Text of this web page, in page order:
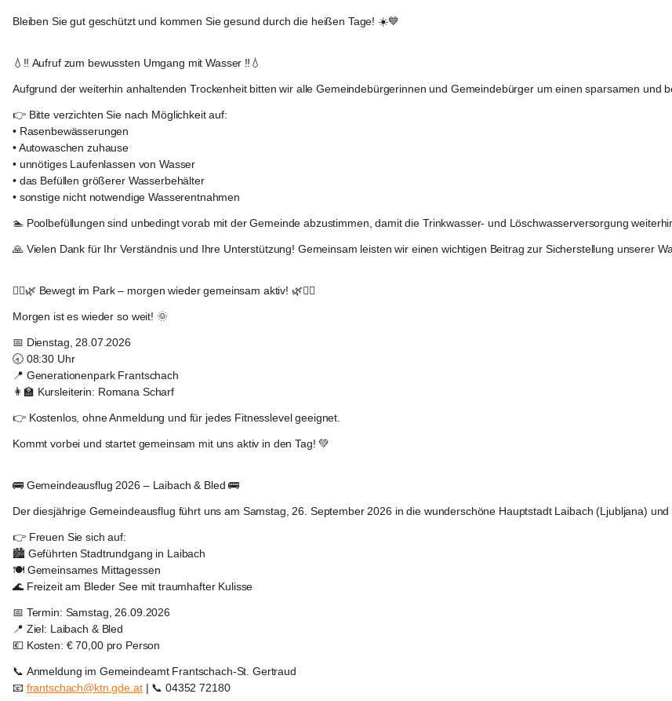
Bleiben Sie gut geschützt und kommen Sie gesund durch die heißen Tage! ☀️💙
Sankt
💧‼️ Aufruf zum bewussten Umgang mit Wasser ‼️💧
Aufgrund der weiterhin anhaltenden Trockenheit bitten wir alle Gemeindebürgerinnen und Gemeindebürger um einen sparsamen und
👉 Bitte verzichten Sie nach Möglichkeit auf:
• Rasenbewässerungen
• Autowaschen zuhause
• unnötiges Laufenlassen von Wasser
• das Befüllen größerer Wasserbehälter
• sonstige nicht notwendige Wasserentnahmen
🏊 Poolbefüllungen sind unbedingt vorab mit der Gemeinde abzustimmen, damit die Trinkwasser- und Löschwasserversorgung
🙏 Vielen Dank für Ihr Verständnis und Ihre Unterstützung! Gemeinsam leisten wir einen wichtigen Beitrag zur Sicherstellung unserer
Sankt
🚶‍♀️🌿 Bewegt im Park – morgen wieder gemeinsam aktiv! 🌿🚶‍♂️
Morgen ist es wieder so weit! 🌞
📅 Dienstag, 28.07.2026
🕣 08:30 Uhr
📍 Generationenpark Frantschach
👩‍🏫 Kursleiterin: Romana Scharf
👉 Kostenlos, ohne Anmeldung und für jedes Fitnesslevel geeignet.
Kommt vorbei und startet gemeinsam mit uns aktiv in den Tag! 💚
Sankt
🚌 Gemeindeausflug 2026 – Laibach & Bled 🚌
Der diesjährige Gemeindeausflug führt uns am Samstag, 26. September 2026 in die wunderschöne Hauptstadt Laibach (Ljubljana) und
👉 Freuen Sie sich auf:
🏙️ Geführten Stadtrundgang in Laibach
🍽️ Gemeinsames Mittagessen
🌊 Freizeit am Bleder See mit traumhafter Kulisse
📅 Termin: Samstag, 26.09.2026
📍 Ziel: Laibach & Bled
💶 Kosten: € 70,00 pro Person
📞 Anmeldung im Gemeindeamt Frantschach-St. Gertraud
📧 frantschach@ktn.gde.at | 📞 04352 72180